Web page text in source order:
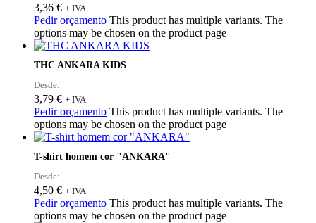
3,36 € + IVA
Pedir orçamento This product has multiple variants. The
options may be chosen on the product page
THC ANKARA KIDS
Desde:
3,79 € + IVA
Pedir orçamento This product has multiple variants. The
options may be chosen on the product page
T-shirt homem cor "ANKARA"
Desde:
4,50 € + IVA
Pedir orçamento This product has multiple variants. The
options may be chosen on the product page